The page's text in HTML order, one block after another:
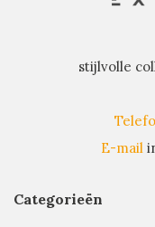
stijlvolle
E-mail
Categorieën